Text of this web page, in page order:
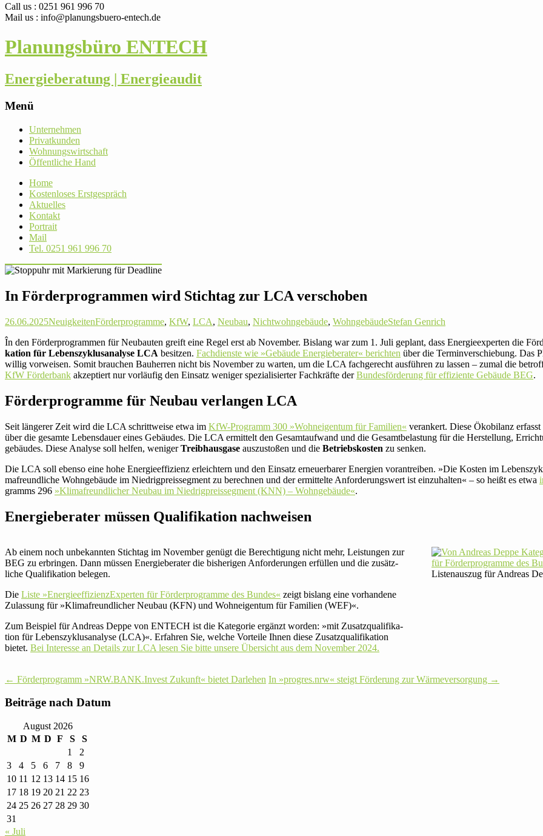
Call us : 0251 961 996 70
Mail us : info@planungsbuero-entech.de
Planungsbüro ENTECH
Energieberatung | Energieaudit
Menü
Skip
content
Unter­nehmen
Pri­vat­kunden
Woh­nungs­wirt­schaft
Öffent­liche Hand
Home
Kos­ten­loses Erstgespräch
Aktu­elles
Kontakt
Por­trait
Mail
Tel. 0251 961 996 70
In För­der­pro­grammen wird Stichtag zur LCA verschoben
26.06.2025NeuigkeitenFörderprogramme, KfW, LCA, Neubau, Nichtwohngebäude, WohngebäudeStefan Genrich
În den För­der­pro­grammen für Neu­bauten greift eine Regel erst ab November. Bislang war zum 1. Juli geplant, dass Ener­gie­ex­perten die
ka­tion für Lebens­zy­klus­ana­lyse LCA besitzen. Fach­dienste wie »Gebäude Ener­gie­be­rater« berichten über die Ter­min­ver­schie­bung. Das
willig vor­weisen. Somit brau­chen Bau­herren nicht bis November zu warten, um die LCA fach­ge­recht aus­führen zu lassen – zumal die
KfW För­der­bank akzep­tiert nur vor­läufig den Einsatz weniger spe­zia­li­sierter Fach­kräfte derBun­des­för­de­rung für effi­zi­ente Gebäude BEG.
För­der­pro­gramme für Neubau ver­langen LCA
Seit län­gerer Zeit wird die LCA schritt­weise etwa im KfW-Pro­gramm 300 »Wohn­ei­gentum für Fami­lien« ver­an­kert. Diese Öko­bi­lanz erfasst
über die gesamte Lebens­dauer eines Gebäudes. Die LCA ermit­telt den Gesamt­auf­wand und die Gesamt­be­las­tung für die Her­stel­lung,
ge­bäudes. Diese Analyse soll helfen, wenigerTreib­haus­gase aus­zu­stoßen und die Betriebs­kosten zu senken.
Die LCA soll ebenso eine hohe Ener­gie­effi­zienz erleich­tern und den Einsatz erneu­er­barer Ener­gien vor­an­treiben. »Die Kosten im
ma­freund­liche Wohn­ge­bäude im Nied­rig­preis­seg­ment zu berechnen und der ermit­telte Anfor­de­rungs­wert ist ein­zu­halten« – so heißt es etwa
gramms 296 »Kli­ma­freund­li­cher Neubau im Nied­rig­preis­seg­ment (KNN) – Wohn­ge­bäude«.
Ener­gie­be­rater müssen Qua­li­fi­ka­tion nachweisen
Ab einem noch unbe­kannten Stichtag im November genügt die Berech­ti­gung nicht mehr, Leis­tungen zur
BEG zu erbringen. Dann müssen Ener­gie­be­rater die bis­he­rigen Anfor­de­rungen erfüllen und die zusätz­
liche Qua­li­fi­ka­tion belegen.
Die Liste »Ener­gie­ef­fi­zi­enz­Ex­perten für För­der­pro­gramme des Bundes« zeigt bislang eine vor­han­dene
Zulas­sung für »Kli­ma­freund­li­cher Neubau (KFN) und Wohn­ei­gentum für Fami­lien (WEF)«.
Zum Bei­spiel für Andreas Deppe von ENTECH ist die Kate­gorie ergänzt worden: »mit Zusatz­qua­li­fi­ka­
tion für Lebens­zy­klus­ana­lyse (LCA)«. Erfahren Sie, welche Vor­teile Ihnen diese Zusatz­qua­li­fi­ka­tion
bietet. Bei Inter­esse an Details zur LCA lesen Sie bitte unsere Über­sicht aus dem November 2024.
Lis­ten­auszug für Andreas
Post
navigation
← För­der­pro­gramm »NRW.BANK.Invest Zukunft« bietet Darlehen In »progres.nrw« steigt För­de­rung zur Wärmeversorgung →
Bei­träge nach Datum
August 2026
M D M D F S
S
1
2
3
4 5 6 7 8
9
10 11 12 13 14 15 16
17 18 19 20 21 22 23
24 25 26 27 28 29 30
31
« Juli